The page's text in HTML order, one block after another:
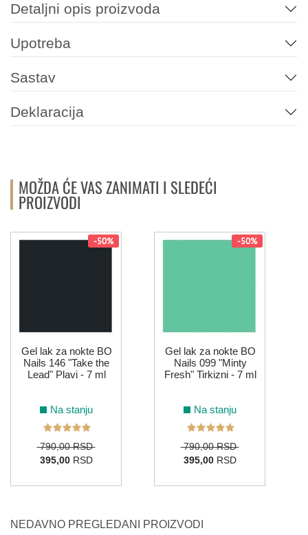
Detaljni opis proizvoda
Upotreba
Sastav
Deklaracija
MOŽDA ĆE VAS ZANIMATI I SLEDEĆI
PROIZVODI
-50%
Gel lak za nokte BO
Nails 146 "Take the
Lead" Plavi - 7 ml
Na stanju
790,00 RSD
395,00RSD
-50%
Gel lak za nokte BO
Nails 099 "Minty
Fresh" Tirkizni - 7 ml
Na stanju
790,00 RSD
395,00RSD
NEDAVNO PREGLEDANI PROIZVODI